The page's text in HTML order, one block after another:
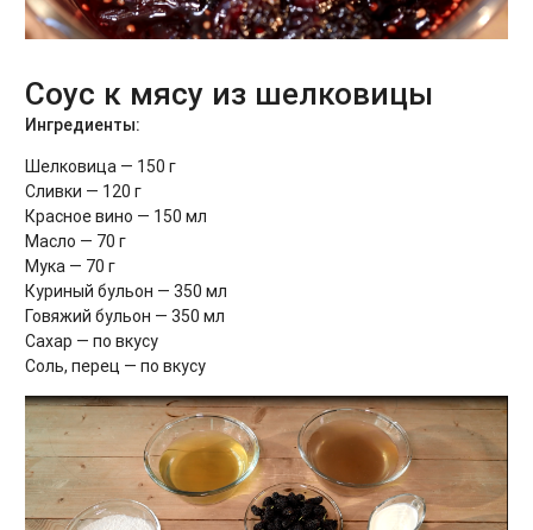
Соус к мясу из шелковицы
Ингредиенты:
Шелковица — 150 г
Сливки — 120 г
Красное вино — 150 мл
Масло — 70 г
Мука — 70 г
Куриный бульон — 350 мл
Говяжий бульон — 350 мл
Сахар — по вкусу
Соль, перец — по вкусу